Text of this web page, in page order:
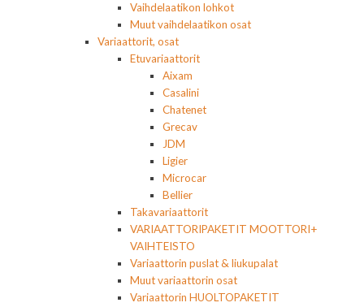
Vaihdelaatikon lohkot
Muut vaihdelaatikon osat
Variaattorit, osat
Etuvariaattorit
Aixam
Casalini
Chatenet
Grecav
JDM
Ligier
Microcar
Bellier
Takavariaattorit
VARIAATTORIPAKETIT MOOTTORI+
VAIHTEISTO
Variaattorin puslat & liukupalat
Muut variaattorin osat
Variaattorin HUOLTOPAKETIT